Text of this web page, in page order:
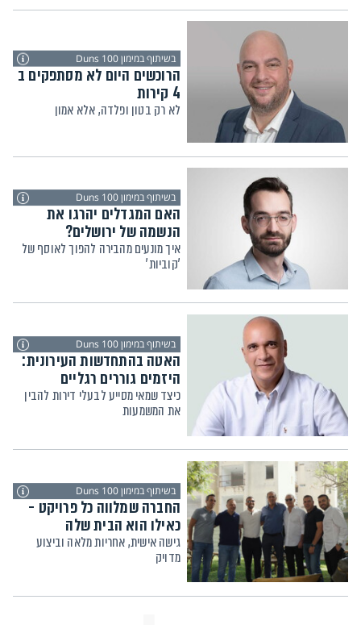
בשיתוף במימון Duns 100
הרוכשים היום לא מסתפקים ב
4 קירות
לא רק בטון ופלדה, אלא אמון
בשיתוף במימון Duns 100
האם המגדלים יהרגו את
הנשמה של ירושלים?
איך מונעים מהבירה להפוך לאוסף של
'קוביות'
בשיתוף במימון Duns 100
האטה בהתחדשות העירונית:
היזמים גוררים רגליים
כיצד שמאי מסייע לבעלי דירות להבין
את המשמעות
בשיתוף במימון Duns 100
החברה שמלווה כל פרויקט -
כאילו הוא הבית שלה
גישה אישית, אחריות מלאה וביצוע
מדויק